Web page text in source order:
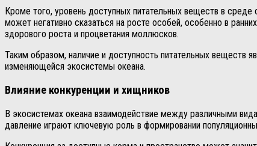
Кроме того, уровень доступных питательных веществ в среде
может негативно сказаться на росте особей, особенно в
здорового роста и процветания моллюсков.
Таким образом, наличие и доступность питательных
изменяющейся экосистемы океана.
Влияние конкуренции и хищников
В экосистемах океана взаимодействие между различными
давление играют ключевую роль в формировании